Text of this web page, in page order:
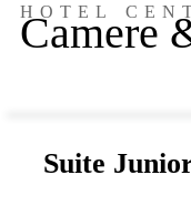
HOTEL
Camere
Suite